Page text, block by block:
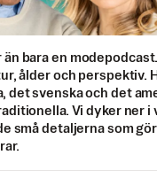
bara en
ålder och perspektiv.
det svenska och det
Vi dyker ner i
små detaljerna som